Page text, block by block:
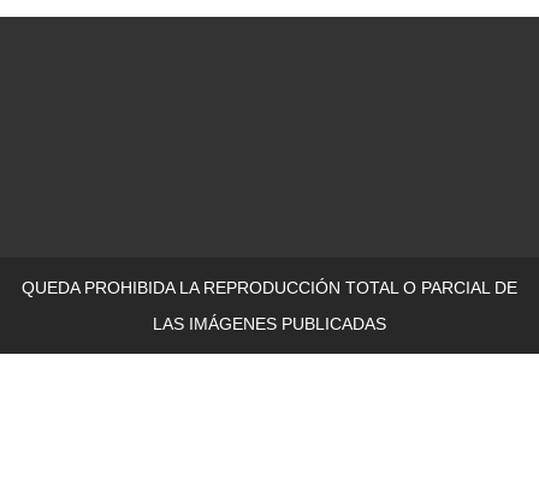
QUEDA PROHIBIDA LA REPRODUCCIÓN TOTAL O PARCIAL DE
LAS IMÁGENES PUBLICADAS